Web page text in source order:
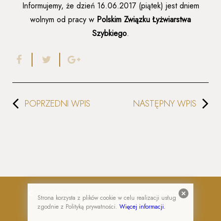
Informujemy, że dzień 16.06.2017 (piątek) jest dniem
wolnym od pracy w Polskim Związku Łyżwiarstwa
Szybkiego.
POPRZEDNI WPIS NASTĘPNY WPIS
© 2023 POLSKI ZWIĄZEK ŁYŻWIARSTWA SZYBKIEGO
WSZELKIE PRAWA ZASTRZEŻONE
Strona korzysta z plików cookie w celu realizacji usług
zgodnie z Polityką prywatności. Więcej informacji.